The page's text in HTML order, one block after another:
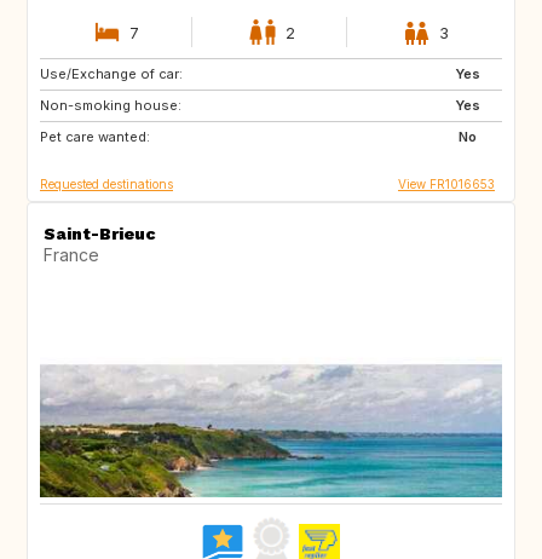
7 2 3
Use/Exchange of car:
Yes
Non-smoking house:
Yes
Pet care wanted:
No
IE
IT
IS
Requested destinations View FR1016653
Saint-Brieuc
France